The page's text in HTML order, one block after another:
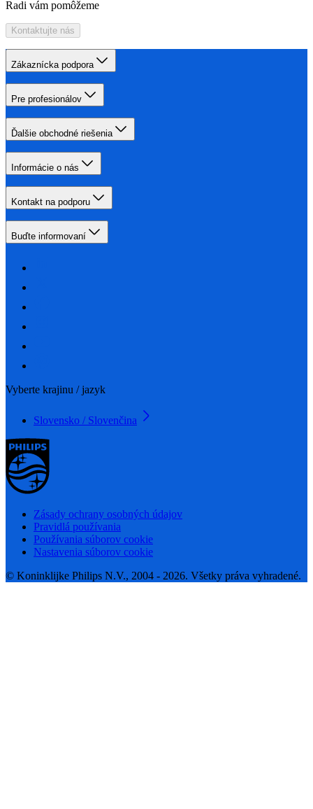
Radi vám pomôžeme
Kontaktujte nás
Zákaznícka podpora
Pre profesionálov
Ďalšie obchodné riešenia
Informácie o nás
Kontakt na podporu
Buďte informovaní
Vyberte krajinu / jazyk
Slovensko / Slovenčina
Zásady ochrany osobných údajov
Pravidlá používania
Používania súborov cookie
Nastavenia súborov cookie
© Koninklijke Philips N.V., 2004 - 2026. Všetky práva vyhradené.